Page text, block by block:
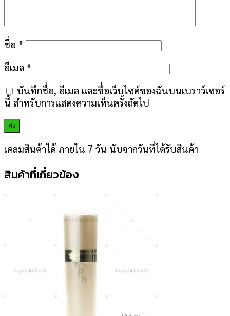
ชื่อ *
อีเมล *
บันทึกชื่อ, อีเมล และชื่อเว็บไซต์ของฉันบนเบราว์เซอร์
นี้ สำหรับการแสดงความเห็นครั้งถัดไป
เคลมสินค้าได้ ภายใน 7 วัน นับจากวันที่ได้รับสินค้า
สินค้าที่เกี่ยวข้อง